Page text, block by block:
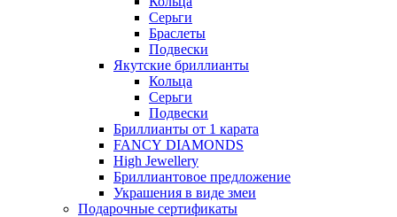
Серьги
Браслеты
Подвески
Якутские бриллианты
Кольца
Серьги
Подвески
Бриллианты от 1 карата
FANCY DIAMONDS
High Jewellery
Бриллиантовое предложение
Украшения в виде змеи
Подарочные сертификаты